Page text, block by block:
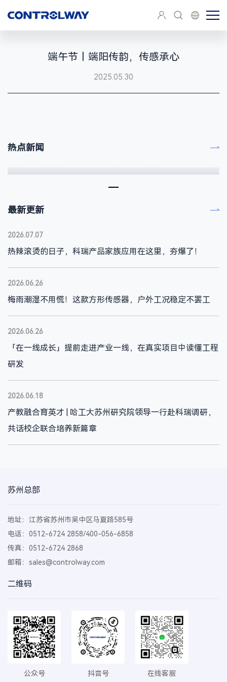
端午节丨端阳传韵，传感承心
2025.05.30
热点新闻
最新更新
2026.07.07
热辣滚烫的日子，科瑞产品家族应用在这里，夯爆了！
2026.06.26
梅雨潮湿不用慌！这款方形传感器，户外工况稳定不罢工
2026.06.26
「在一线成长」提前走进产业一线，在真实项目中读懂工程
研发
2026.06.18
产教融合育英才 | 哈工大苏州研究院领导一行赴科瑞调研，
共话校企联合培养新篇章
苏州总部
地址：江苏省苏州市吴中区马夏路585号
电话：0512-6724 2858/400-056-6858
传真：0512-6724 2868
邮箱： sales@controlway.com
二维码
公众号 抖音号 在线客服